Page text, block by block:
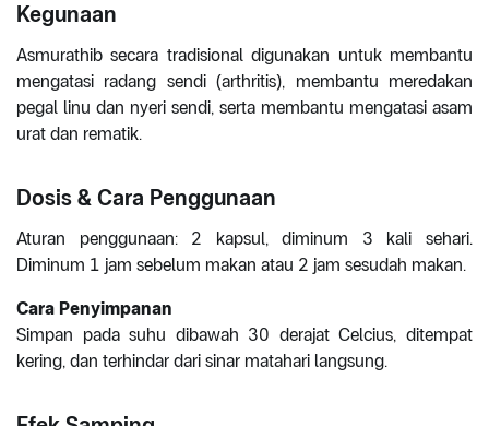
Kegunaan
Asmurathib secara tradisional digunakan untuk membantu
mengatasi radang sendi (arthritis), membantu meredakan
pegal linu dan nyeri sendi, serta membantu mengatasi asam
urat dan rematik.
Dosis & Cara Penggunaan
Aturan penggunaan: 2 kapsul, diminum 3 kali sehari.
Diminum 1 jam sebelum makan atau 2 jam sesudah makan.
Cara Penyimpanan
Simpan pada suhu dibawah 30 derajat Celcius, ditempat
kering, dan terhindar dari sinar matahari langsung.